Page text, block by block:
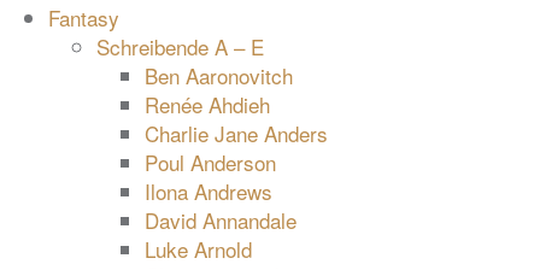
Fantasy
Schreibende A – E
Ben Aaronovitch
Renée Ahdieh
Charlie Jane Anders
Poul Anderson
Ilona Andrews
David Annandale
Luke Arnold